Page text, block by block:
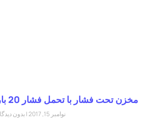
مخزن تحت فشار با تحمل فشار 20 بار
نوامبر 15, 2017 بدون دیدگاه